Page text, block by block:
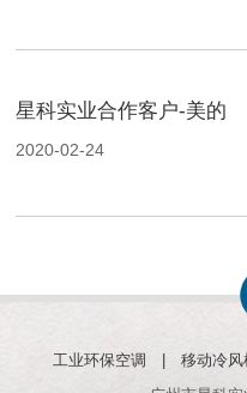
星科实业合作客户-美的
2020-02-24
工业环保空调 移动冷风